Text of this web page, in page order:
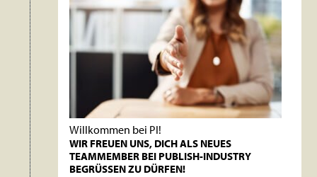
Willkommen bei PI!
WIR FREUEN UNS, DICH ALS NEUES
TEAMMEMBER BEI PUBLISH-INDUSTRY
BEGRÜSSEN ZU DÜRFEN!